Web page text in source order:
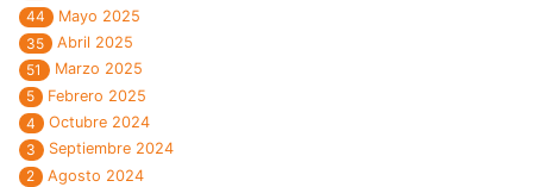
44
Mayo 2025
35
Abril 2025
51
Marzo 2025
5
Febrero 2025
4
Octubre 2024
3
Septiembre 2024
2
Agosto 2024